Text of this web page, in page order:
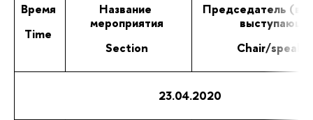
Время
Time
Название
мероприятия
Section
Председатель
Chair/
23.04.2020